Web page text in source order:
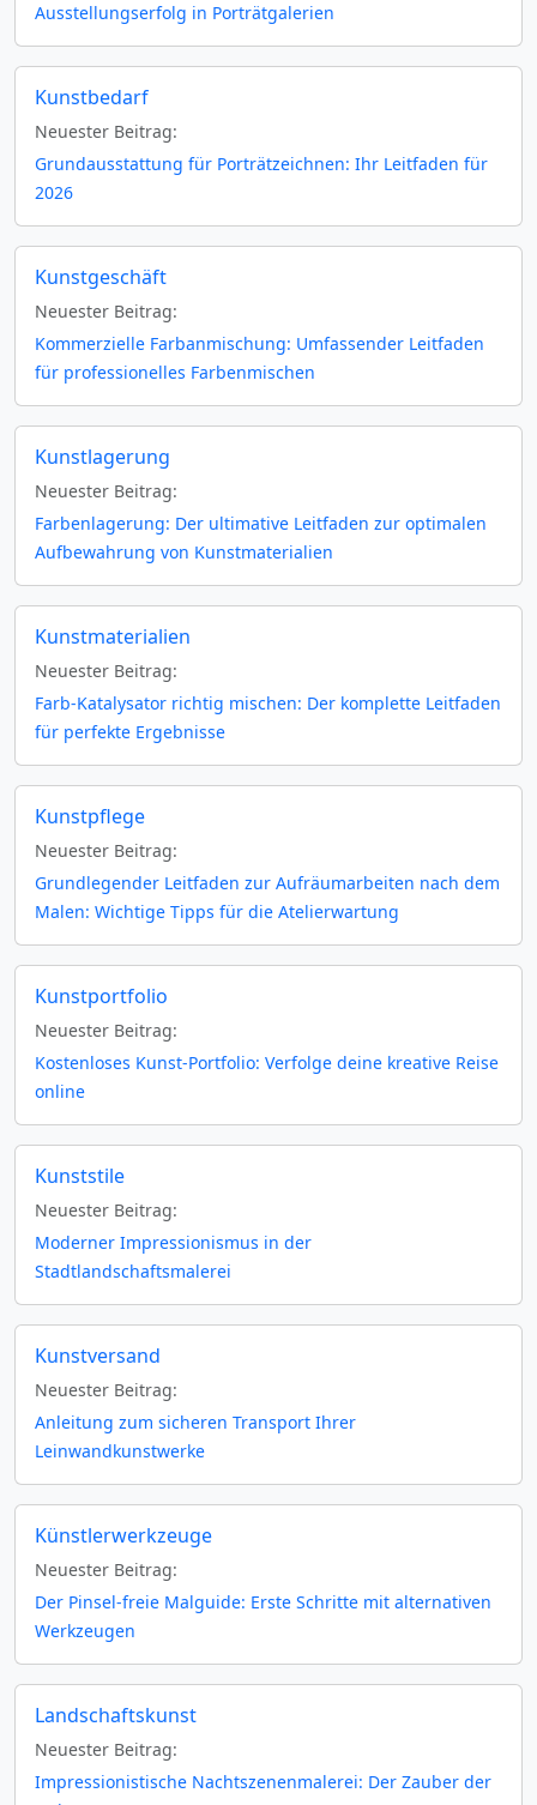
Ausstellungserfolg in Porträtgalerien
Kunstbedarf
Neuester Beitrag:
Grundausstattung für Porträtzeichnen: Ihr Leitfaden für
2026
Kunstgeschäft
Neuester Beitrag:
Kommerzielle Farbanmischung: Umfassender Leitfaden
für professionelles Farbenmischen
Kunstlagerung
Neuester Beitrag:
Farbenlagerung: Der ultimative Leitfaden zur optimalen
Aufbewahrung von Kunstmaterialien
Kunstmaterialien
Neuester Beitrag:
Farb-Katalysator richtig mischen: Der komplette Leitfaden
für perfekte Ergebnisse
Kunstpflege
Neuester Beitrag:
Grundlegender Leitfaden zur Aufräumarbeiten nach dem
Malen: Wichtige Tipps für die Atelierwartung
Kunstportfolio
Neuester Beitrag:
Kostenloses Kunst-Portfolio: Verfolge deine kreative Reise
online
Kunststile
Neuester Beitrag:
Moderner Impressionismus in der
Stadtlandschaftsmalerei
Kunstversand
Neuester Beitrag:
Anleitung zum sicheren Transport Ihrer
Leinwandkunstwerke
Künstlerwerkzeuge
Neuester Beitrag:
Der Pinsel-freie Malguide: Erste Schritte mit alternativen
Werkzeugen
Landschaftskunst
Neuester Beitrag:
Impressionistische Nachtszenenmalerei: Der Zauber der